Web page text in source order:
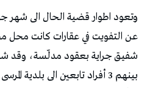
عن التفويت في عقارات كانت محل
بينهم 3 أفراد تابعين الى